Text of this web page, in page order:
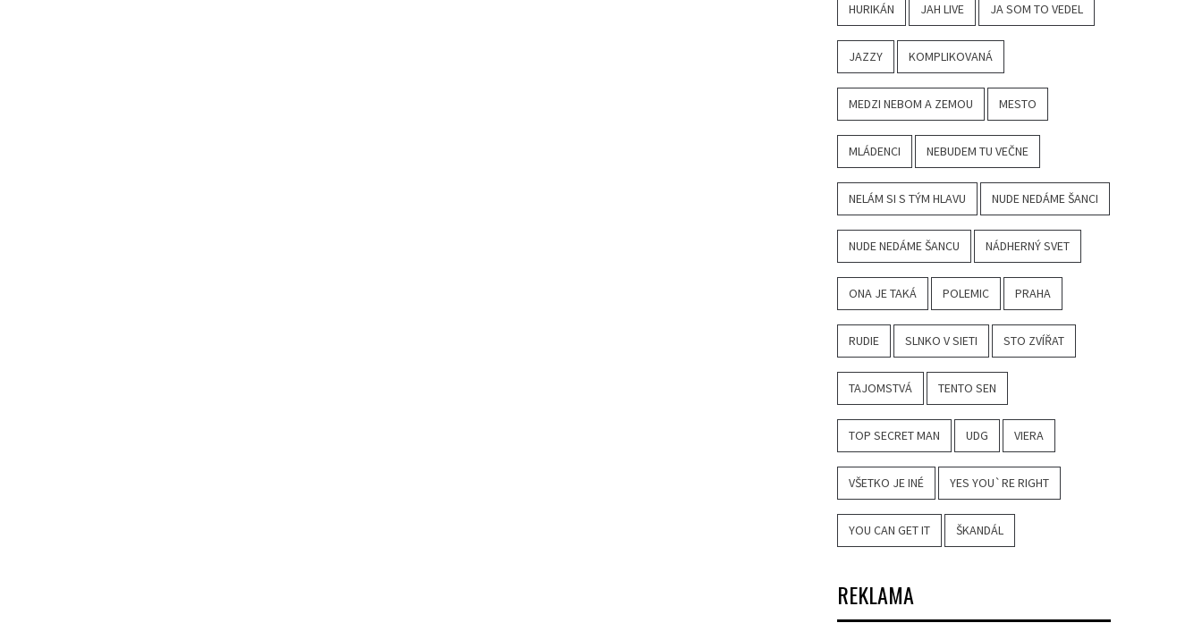
HURIKÁN JAH LIVE JA SOM TO VEDEL
JAZZY KOMPLIKOVANÁ
MEDZI NEBOM A ZEMOU MESTO
MLÁDENCI NEBUDEM TU VEČNE
NELÁM SI S TÝM HLAVU NUDE NEDÁME ŠANCI
NUDE NEDÁME ŠANCU NÁDHERNÝ SVET
ONA JE TAKÁ POLEMIC PRAHA
RUDIE SLNKO V SIETI STO ZVÍŘAT
TAJOMSTVÁ TENTO SEN
TOP SECRET MAN UDG VIERA
VŠETKO JE INÉ YES YOU`RE RIGHT
YOU CAN GET IT ŠKANDÁL
REKLAMA